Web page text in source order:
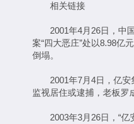
相关链接
2001年4月26日，中国
案“四大恶庄”处以8.98亿
倒塌。
2001年7月4日，亿安
监视居住或逮捕，老板罗
2003年3月26日，“亿